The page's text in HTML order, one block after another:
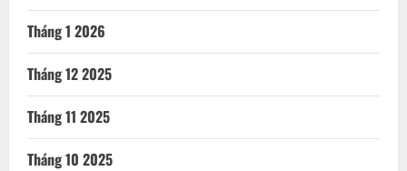
Tháng 1 2026
Tháng 12 2025
Tháng 11 2025
Tháng 10 2025